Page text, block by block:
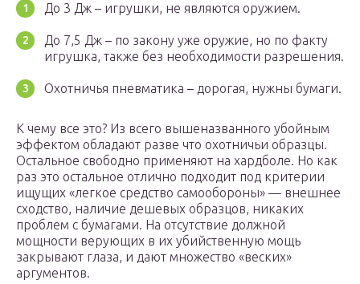
До 3 Дж – игрушки, не являются оружием.
До 7,5 Дж – по закону уже оружие, но по факту
игрушка, также без необходимости разрешения.
Охотничья пневматика – дорогая, нужны бумаги.
К чему все это? Из всего вышеназванного убойным
эффектом обладают разве что охотничьи образцы.
Остальное свободно применяют на хардболе. Но как
раз это остальное отлично подходит под критерии
ищущих «легкое средство самообороны» — внешнее
сходство, наличие дешевых образцов, никаких
проблем с бумагами. На отсутствие должной
мощности верующих в их убийственную мощь
закрывают глаза, и дают множество «веских»
аргументов.